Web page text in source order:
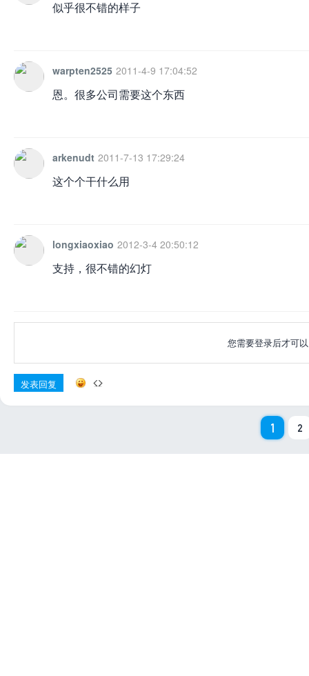
似乎很不错的样子
warpten2525 2011-4-9 17:04:52
恩。很多公司需要这个东西
arkenudt 2011-7-13 17:29:24
这个个干什么用
longxiaoxiao 2012-3-4 20:50:12
支持，很不错的幻灯
您需要登录后才可
发表回复
1 2